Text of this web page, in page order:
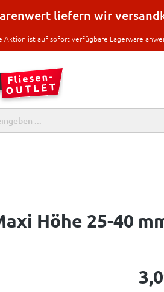
liefern wir
Aktion ist auf sofort verfügbare Lagerware
Höhe 25-40